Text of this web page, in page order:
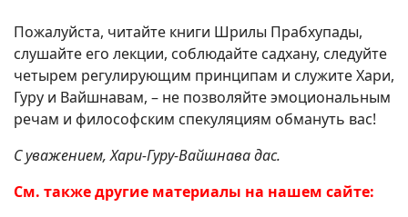
Пожалуйста, читайте книги Шрилы Прабхупады,
слушайте его лекции, соблюдайте садхану, следуйте
четырем регулирующим принципам и служите Хари,
Гуру и Вайшнавам, – не позволяйте эмоциональным
речам и философским спекуляциям обмануть вас!
С уважением, Хари-Гуру-Вайшнава дас.
См. также другие материалы на нашем сайте: